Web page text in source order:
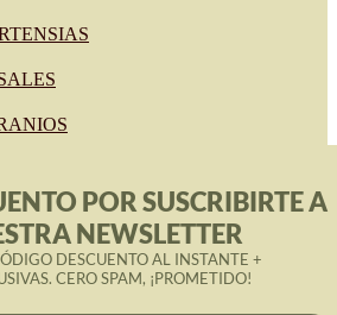
POR SUSCRIBIRTE A
NEWSLETTER
DESCUENTO AL INSTANTE +
CERO SPAM, ¡PROMETIDO!